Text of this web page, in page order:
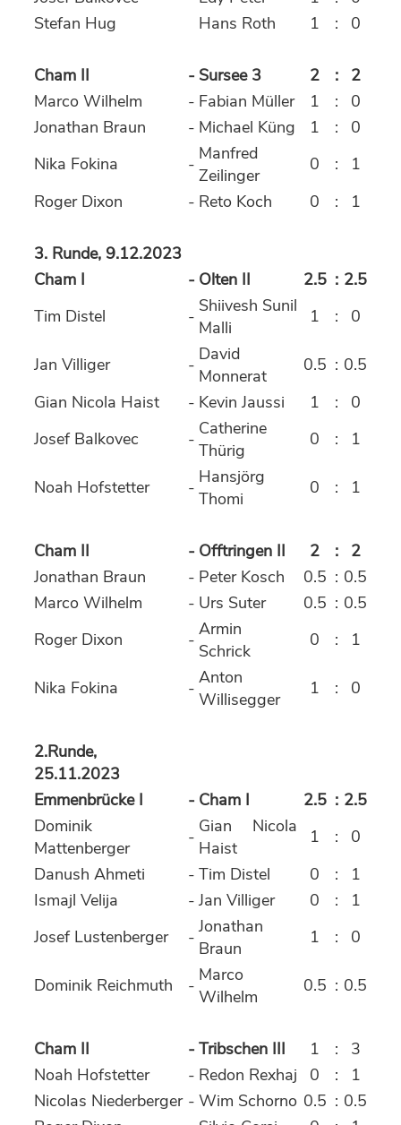
Stefan Hug
Hans Roth 1 : 0
Cham II - Sursee 3 2 :
2
Marco Wilhelm
- Fabian Müller 1 :
0
Jonathan Braun
- Michael Küng 1 :
0
Nika Fokina
- Manfred
Zeilinger
0 :
1
Roger Dixon
- Reto Koch 0 : 1
3. Runde, 9.12.2023
Cham I
- Olten II 2.5 : 2.5
Tim Distel
- Shiivesh Sunil
Malli
1 : 0
Jan Villiger - David
Monnerat
0.5 : 0.5
Gian Nicola Haist
- Kevin Jaussi 1 :
0
Josef Balkovec
- Catherine
Thürig
0 : 1
Noah Hofstetter - Hansjörg
Thomi
0 : 1
Cham II - Offtringen II 2 :
2
Jonathan Braun
- Peter Kosch 0.5 : 0.5
Marco Wilhelm
- Urs Suter 0.5 : 0.5
Roger Dixon
- Armin
Schrick
0 : 1
Nika Fokina - Anton
Willisegger
1 : 0
2.Runde,
25.11.2023
Emmenbrücke I
- Cham I 2.5 : 2.5
Dominik
Mattenberger
- Gian Nicola
Haist
1 :
0
Danush Ahmeti
- Tim Distel 0 :
1
Ismajl Velija
- Jan Villiger 0 :
1
Josef Lustenberger
- Jonathan
Braun
1 : 0
Dominik Reichmuth - Marco
Wilhelm
0.5 : 0.5
Cham II - Tribschen III 1 :
3
Noah Hofstetter
- Redon Rexhaj 0 :
1
Nicolas Niederberger - Wim Schorno 0.5 : 0.5